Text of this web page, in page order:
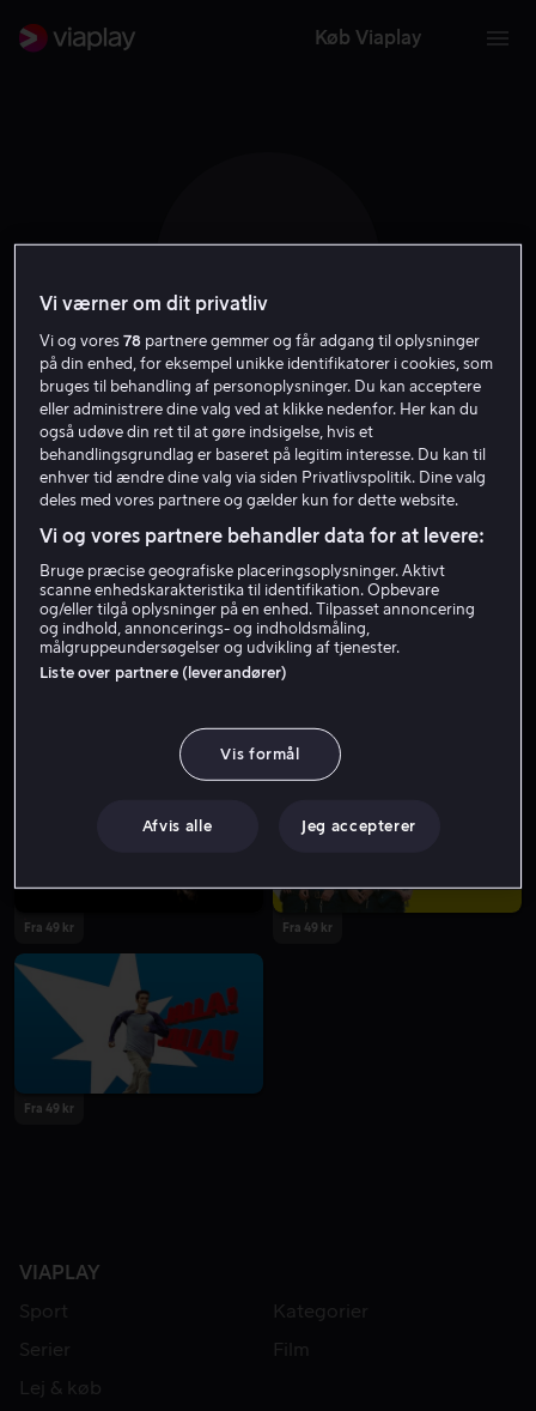
Køb Viaplay
Jan Fares
Skuespiller
Fra 49 kr
Fra 49 kr Fra 49 kr
Fra 49 kr
VIAPLAY
Sport
Kategorier
Serier
Film
Lej & køb
Vi værner om dit privatliv
Vi og vores78 partnere gemmer og får adgang til oplysninger
på din enhed, for eksempel unikke identifikatorer i cookies, som
bruges til behandling af personoplysninger. Du kan acceptere
eller administrere dine valg ved at klikke nedenfor. Her kan du
også udøve din ret til at gøre indsigelse, hvis et
behandlingsgrundlag er baseret på legitim interesse. Du kan til
enhver tid ændre dine valg via siden Privatlivspolitik. Dine valg
deles med vores partnere og gælder kun for dette website.
Vi og vores partnere behandler data for at levere:
Bruge præcise geografiske placeringsoplysninger. Aktivt
scanne enhedskarakteristika til identifikation. Opbevare
og/eller tilgå oplysninger på en enhed. Tilpasset annoncering
og indhold, annoncerings- og indholdsmåling,
målgruppeundersøgelser og udvikling af tjenester.
Liste over partnere (leverandører)
Vis formål
Afvis alle Jeg accepterer